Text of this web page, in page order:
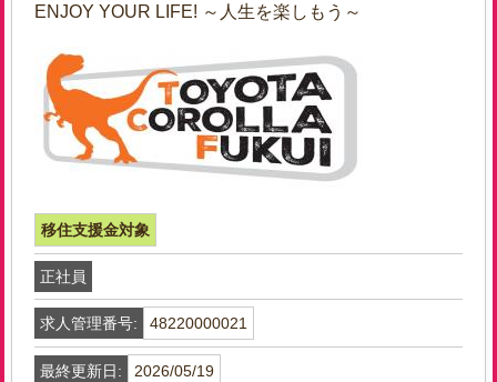
ENJOY YOUR LIFE! ～人生を楽しもう～
移住支援金対象
正社員
求人管理番号: 48220000021
最終更新日: 2026/05/19